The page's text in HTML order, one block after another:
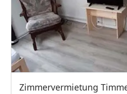
Zimmervermietung